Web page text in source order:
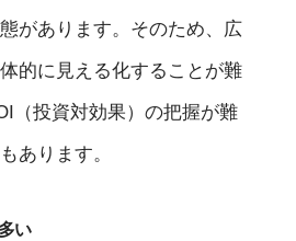
があります。そのため、広
的に見える化することが難
（投資対効果）の把握が難
あります。
い